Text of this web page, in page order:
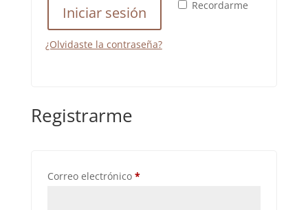
Recordarme
Iniciar sesión
¿Olvidaste la contraseña?
Registrarme
Correo electrónico *Requerido